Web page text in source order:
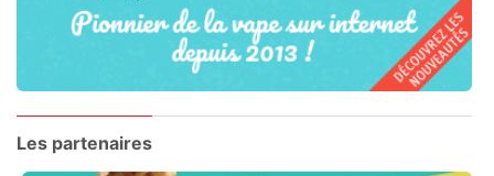
Les partenaires